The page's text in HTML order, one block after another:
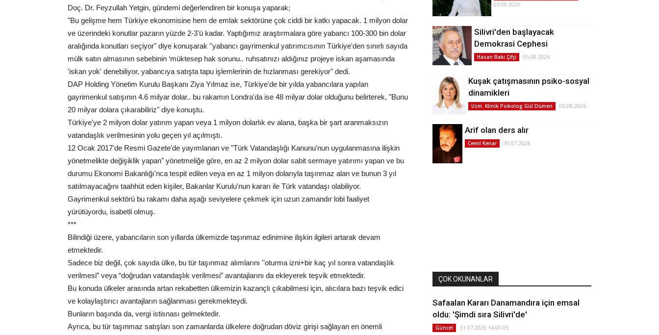
Doç. Dr. Feyzullah Yetgin, gündemi değerlendiren bir konuşa yaparak;
"Bu gelişme hem Türkiye ekonomisine hem de emlak sektörüne çok ciddi bir katkı yapacak. 1 milyon dolar
ve üzerindeki konutlar pazarın yüzde 2-3'ü kadar. Yaptığımız araştırmalara göre yabancı 100-300 bin dolar
aralığında konutları seçiyor" diye konuşarak ''yabancı gayrimenkul yatırımcısının Türkiye'den sınırlı sayıda
mülk satın almasının sebebinin ‘müktesep hak sorunu.. ruhsatınızı aldığınız projeye iskan aşamasında
'iskan yok' denebiliyor, yabancıya satışta tapu işlemlerinin de hızlanması gerekiyor" dedi.
DAP Holding Yönetim Kurulu Başkanı Ziya Yılmaz ise, Türkiye'de bir yılda yabancılara yapılan
gayrimenkul satışının 4.6 milyar dolar.. bu rakamın Londra'da ise 48 milyar dolar olduğunu belirterek, "Bunu
20 milyar dolara çıkarabiliriz" diye konuştu.
Türkiye'ye 2 milyon dolar yatırım yapan veya 1 milyon dolarlık ev alana, başka bir şart aranmaksızın
vatandaşlık verilmesinin yolu geçen yıl açılmıştı.
12 Ocak 2017'de Resmi Gazete'de yayımlanan ve "Türk Vatandaşlığı Kanunu'nun uygulanmasına ilişkin
yönetmelikte değişiklik yapan" yönetmeliğe göre, en az 2 milyon dolar sabit sermaye yatırımı yapan ve bu
durumu Ekonomi Bakanlığı'nca tespit edilen veya en az 1 milyon dolarıyla taşınmaz alan ve bunun 3 yıl
satılmayacağını taahhüt eden kişiler, Bakanlar Kurulu'nun kararı ile Türk vatandaşı olabiliyor.
Gayrimenkul sektörü bu rakamı daha aşağı seviyelere çekmek için uzun zamandır lobi faaliyet
yürütüyordu, isabetli olmuş.
***
Bilindiği üzere, yabancıların son yıllarda ülkemizde taşınmaz edinimine ilişkin ilgileri artarak devam
etmektedir.
Sadece biz değil, çok sayıda ülke, bu tür taşınmaz alımlarını ''oturma izni+bir kaç yıl sonra vatandaşlık
verilmesi” veya “doğrudan vatandaşlık verilmesi” avantajlarını da ekleyerek teşvik etmektedir.
Bu konuda ülkeler arasında artan rekabetten ülkemizin kazançlı çıkabilmesi için, alıcılara bazı teşvik edici
ve kolaylaştırıcı avantajların sağlanması gerekmekteydi.
Bunların başında da, vergi istisnası gelmektedir.
Ayrıca, bu tür taşınmaz satışları son zamanlarda ülkelere doğrudan döviz girişi sağlayan en önemli
05.08.2026
Silivri'den başlayacak
Demokrasi Cephesi
Hasan Baki Çifçi 05.08.2026
Kuşak çatışmasının psiko-sosyal
dinamikleri
Uzm. Klinik Psikolog Gül Dümen 05.08.2026
Arif olan ders alır
Cemil Kenar 30.07.2026
ÇOK OKUNANLAR
Safaalan Kararı Danamandıra için emsal
oldu: 'Şimdi sıra Silivri'de'
Güncel 31.07.2026 14:00:05